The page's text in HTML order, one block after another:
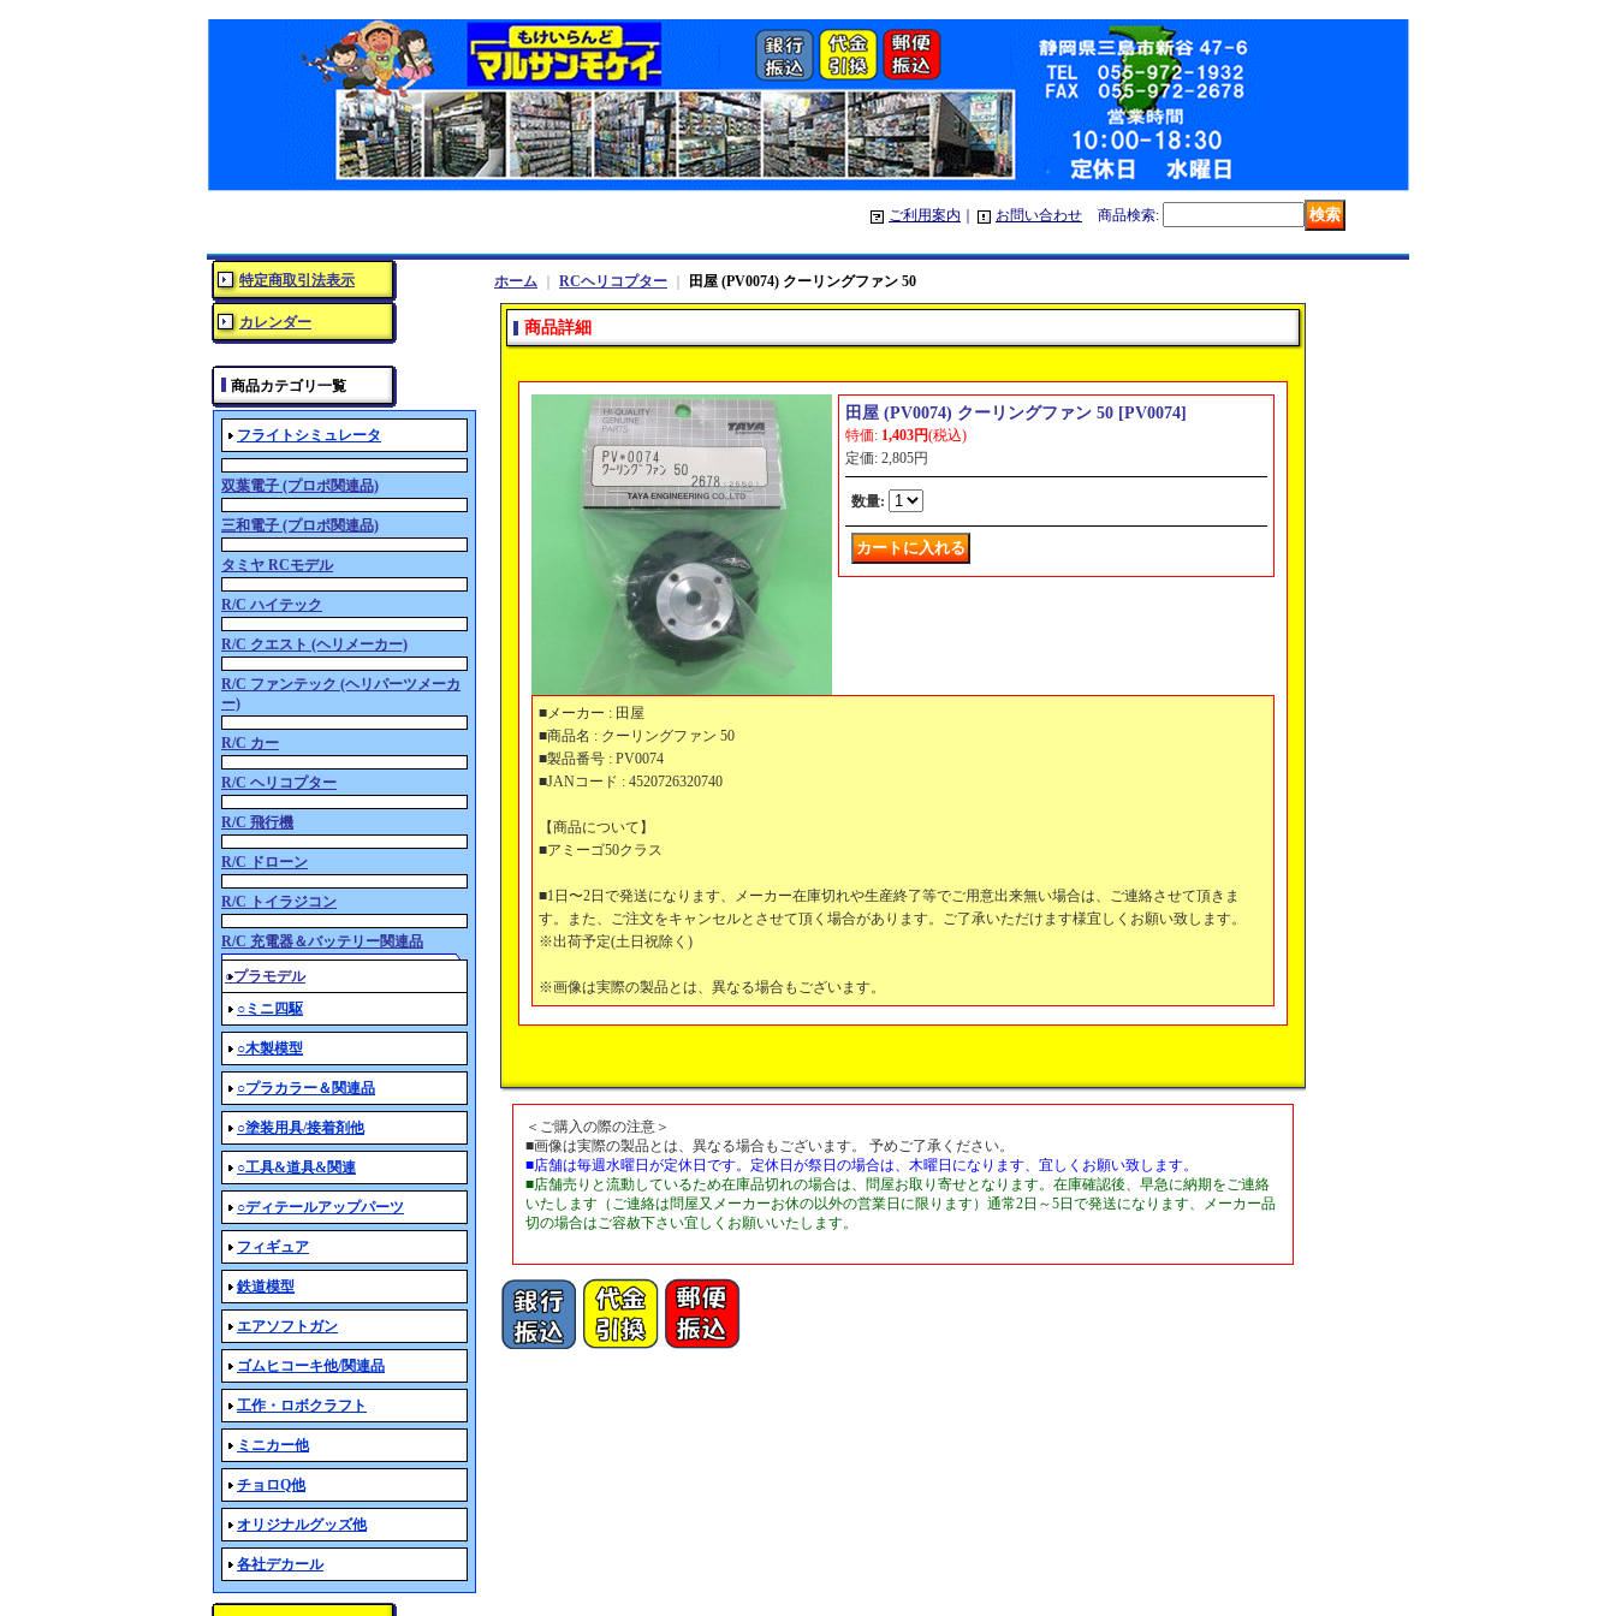
ご利用案内 お問い合わせ 商品検索:
特定商取引法表示
カレンダー
商品カテゴリ一覧
フライトシミュレータ
双葉電子 (プロポ関連品)
三和電子 (プロポ関連品)
タミヤ RCモデル
R/C ハイテック
R/C クエスト (ヘリメーカー)
R/C ファンテック (ヘリパーツメーカ
ー)
R/C カー
R/C ヘリコプター
R/C 飛行機
R/C ドローン
R/C トイラジコン
R/C 充電器＆バッテリー関連品
○プラモデル
○ミニ四駆
○木製模型
○プラカラー＆関連品
○塗装用具/接着剤他
○工具&道具&関連
○ディテールアップパーツ
フィギュア
鉄道模型
エアソフトガン
ゴムヒコーキ他/関連品
工作・ロボクラフト
ミニカー他
チョロQ他
オリジナルグッズ他
各社デカール
ホーム RCヘリコプター 田屋 (PV0074) クーリングファン 50
商品詳細
田屋 (PV0074) クーリングファン 50 [PV0074]
特価: 1,403円(税込)
定価: 2,805円
数量:
■メーカー : 田屋
■商品名 : クーリングファン 50
■製品番号 : PV0074
■JANコード : 4520726320740
【商品について】
■アミーゴ50クラス
■1日〜2日で発送になります、メーカー在庫切れや生産終了等でご用意出来無い場合は、ご連絡させて頂きま
す。また、ご注文をキャンセルとさせて頂く場合があります。ご了承いただけます様宜しくお願い致します。
※出荷予定(土日祝除く)
※画像は実際の製品とは、異なる場合もございます。
＜ご購入の際の注意＞
■画像は実際の製品とは、異なる場合もございます。 予めご了承ください。
■店舗は毎週水曜日が定休日です。定休日が祭日の場合は、木曜日になります、宜しくお願い致します。
■店舗売りと流動しているため在庫品切れの場合は、問屋お取り寄せとなります。在庫確認後、早急に納期をご連絡
いたします（ご連絡は問屋又メーカーお休の以外の営業日に限ります）通常2日～5日で発送になります、メーカー品
切の場合はご容赦下さい宜しくお願いいたします。